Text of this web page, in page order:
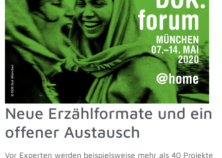
Neue Erzählformate und ein
offener Austausch
Vor Experten werden beispielsweise mehr als 40 Projekte